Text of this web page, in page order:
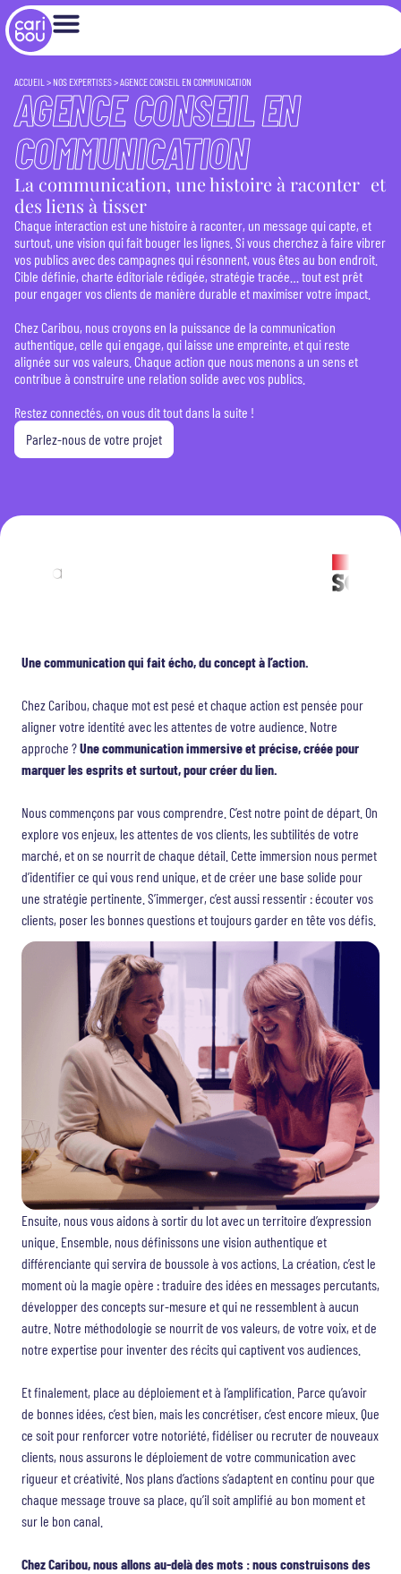
ACCUEIL > NOS EXPERTISES>AGENCE CONSEIL EN COMMUNICATION
AGENCE CONSEIL EN
COMMUNICATION
La communication, une histoire à raconter et
des liens à tisser
Chaque interaction est une histoire à raconter, un message qui capte, et
surtout, une vision qui fait bouger les lignes. Si vous cherchez à faire vibrer
vos publics avec des campagnes qui résonnent, vous êtes au bon endroit.
Cible définie, charte éditoriale rédigée, stratégie tracée… tout est prêt
pour engager vos clients de manière durable et maximiser votre impact.
Chez Caribou, nous croyons en la puissance de la communication
authentique, celle qui engage, qui laisse une empreinte, et qui reste
alignée sur vos valeurs. Chaque action que nous menons a un sens et
contribue à construire une relation solide avec vos publics.
Restez connectés, on vous dit tout dans la suite !
Parlez-nous de votre projet
Une communication qui fait écho, du concept à l’action.
Chez Caribou, chaque mot est pesé et chaque action est pensée pour
aligner votre identité avec les attentes de votre audience. Notre
approche ?Une communication immersive et précise, créée pour
marquer les esprits et surtout, pour créer du lien.
Nous commençons par vous comprendre. C’est notre point de départ. On
explore vos enjeux, les attentes de vos clients, les subtilités de votre
marché, et on se nourrit de chaque détail. Cette immersion nous permet
d’identifier ce qui vous rend unique, et de créer une base solide pour
une stratégie pertinente. S’immerger, c’est aussi ressentir : écouter vos
clients, poser les bonnes questions et toujours garder en tête vos défis.
Ensuite, nous vous aidons à sortir du lot avec un territoire d’expression
unique. Ensemble, nous définissons une vision authentique et
différenciante qui servira de boussole à vos actions. La création, c’est le
moment où la magie opère : traduire des idées en messages percutants,
développer des concepts sur-mesure et qui ne ressemblent à aucun
autre. Notre méthodologie se nourrit de vos valeurs, de votre voix, et de
notre expertise pour inventer des récits qui captivent vos audiences.
Et finalement, place au déploiement et à l’amplification. Parce qu’avoir
de bonnes idées, c’est bien, mais les concrétiser, c’est encore mieux. Que
ce soit pour renforcer votre notoriété, fidéliser ou recruter de nouveaux
clients, nous assurons le déploiement de votre communication avec
rigueur et créativité. Nos plans d’actions s’adaptent en continu pour que
chaque message trouve sa place, qu’il soit amplifié au bon moment et
sur le bon canal.
Chez Caribou, nous allons au-delà des mots : nous construisons des